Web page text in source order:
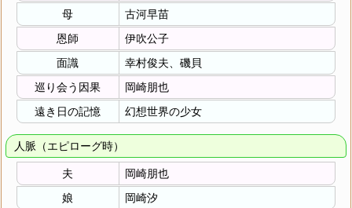
母
古河早苗
恩師
伊吹公子
面識
幸村俊夫、磯貝
巡り会う因果
岡崎朋也
遠き日の記憶
幻想世界の少女
人脈（エピローグ時）
夫
岡崎朋也
娘
岡崎汐